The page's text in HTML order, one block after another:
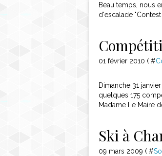
Beau temps, nous
d'escalade "Contest
01 février 2010 ( #
Dimanche 31
quelques 175
Madame Le Maire
Ski à
09 mars 2009 ( #